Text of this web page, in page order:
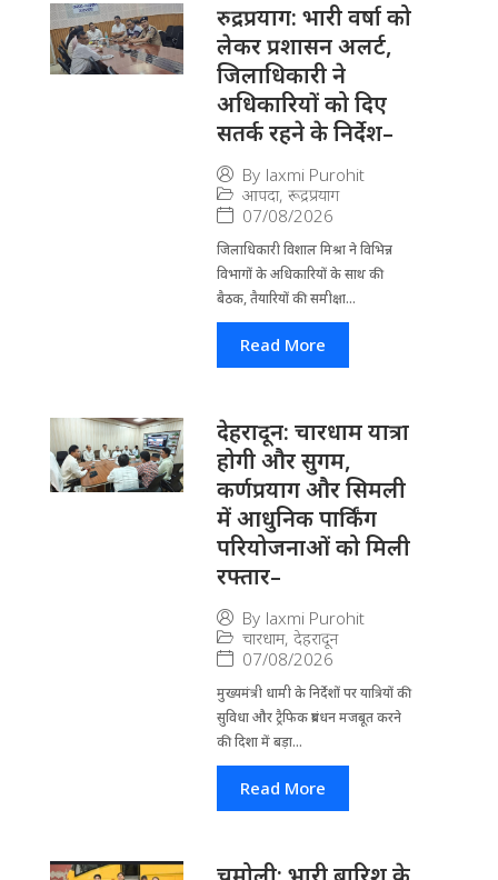
रुद्रप्रयाग: भारी वर्षा को
लेकर प्रशासन अलर्ट,
जिलाधिकारी ने
अधिकारियों को दिए
सतर्क रहने के निर्देश–
By laxmi Purohit
आपदा, रूद्रप्रयाग
07/08/2026
जिला​धिकारी विशाल मिश्रा ने वि​भिन्न
विभागों के अ​धिकारियों के साथ की
बैठक, तैयारियों की समीक्षा...
Read More
देहरादून: चारधाम यात्रा
होगी और सुगम,
कर्णप्रयाग और सिमली
में आधुनिक पार्किंग
परियोजनाओं को मिली
रफ्तार–
By laxmi Purohit
चारधाम, देहरादून
07/08/2026
मुख्यमंत्री धामी के निर्देशों पर यात्रियों की
सुविधा और ट्रैफिक प्रबंधन मजबूत करने
की दिशा में बड़ा...
Read More